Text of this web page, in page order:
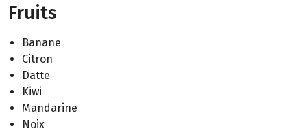
Fruits
Banane
Citron
Datte
Kiwi
Mandarine
Noix